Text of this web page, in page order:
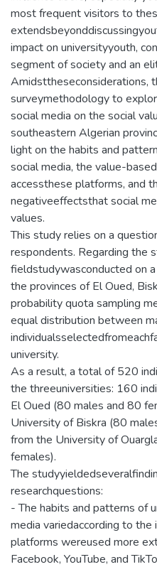
most frequent visitors to
impact on universityyouth,
segment of society and an
Amidsttheseconsiderations,
surveymethodology to
social media on the social
southeastern Algerian
light on the habits and
social media, the value-
accessthese platforms, and
negativeeffectsthat social
values.
This study relies on a
respondents. Regarding the
fieldstudywasconducted on
the provinces of El Oued,
probability quota sampling
equal distribution between
university.
As a result, a total of 520
the threeuniversities: 160
El Oued (80 males and 80
University of Biskra (80
from the University of
females).
The
researchquestions:
- The habits and patterns of
media variedaccording to
platforms wereused more
Facebook, YouTube, and